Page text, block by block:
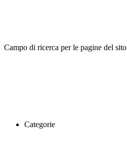
Campo di ricerca per le pagine del sito
Categorie